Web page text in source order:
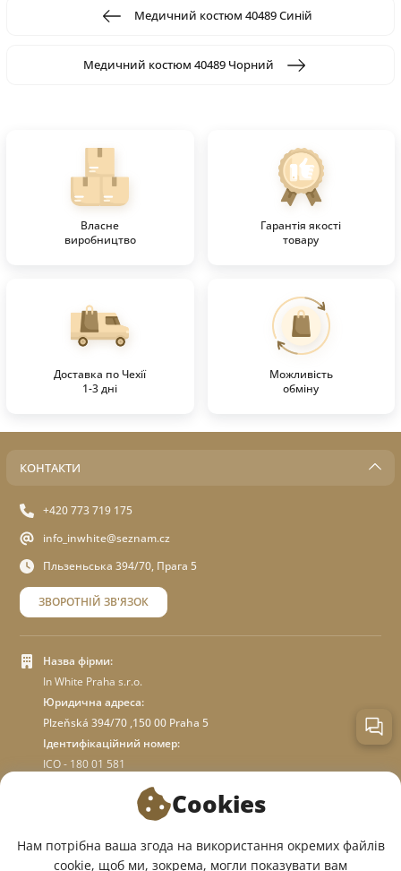
Медичний костюм 40489 Синій
Медичний костюм 40489 Чорний
Власне
виробництво
Гарантія якості
товару
Доставка по Чехії
1-3 дні
Можливість
обміну
КОНТАКТИ
+420 773 719 175
info_inwhite@seznam.cz
Пльзеньська 394/70, Прага 5
ЗВОРОТНІЙ ЗВ'ЯЗОК
Назва фірми:
In White Praha s.r.o.
Юридична адреса:
Plzeňská 394/70 ,150 00 Praha 5
Ідентифікаційний номер:
ICO - 180 01 581
ПРО МАГАЗИН
Cookies
Нам потрібна ваша згода на використання окремих файлів
cookie, щоб ми, зокрема, могли показувати вам